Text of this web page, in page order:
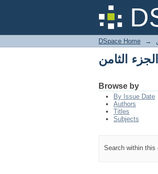
الجزء الثامن
DSpace Home →
الجزء الثامن
Browse by
By Issue Date
Authors
Titles
Subjects
Search within this